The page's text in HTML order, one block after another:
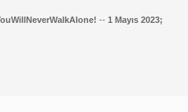
-- 1 Mayıs 2023;